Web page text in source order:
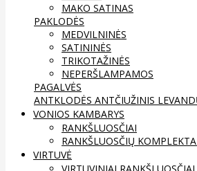
MAKO SATINAS
PAKLODĖS
MEDVILNINĖS
SATININĖS
TRIKOTAŽINĖS
NEPERŠLAMPAMOS
PAGALVĖS
ANTKLODĖS ANTČIUŽINIS
VONIOS KAMBARYS
RANKŠLUOSČIAI
RANKŠLUOSČIŲ
VIRTUVĖ
VIRTUVINIAI RANKŠLUOSČIAI